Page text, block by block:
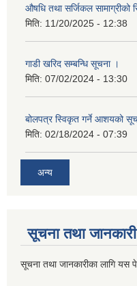
औषधि तथा सर्जिकल सामाग्रीको
मिति: 11/20/2025 - 12:38
गाडी खरिद सम्बन्धि सूचना ।
मिति: 07/02/2024 - 13:30
बोलपत्र स्विकृत गर्ने आशयको
मिति: 02/18/2024 - 07:39
अन्य
सूचना तथा जानकारी
सूचना तथा जानकारीका लागि यस